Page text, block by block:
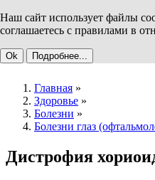
Наш сайт использует файлы
соглашаетесь с правилами в
Ok Подробнее...
Главная »
Здоровье »
Болезни »
Болезни глаз
Дистрофия